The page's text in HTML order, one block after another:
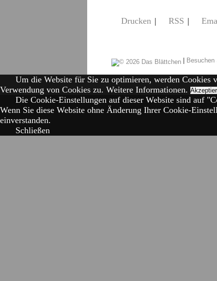
Drucken | RSS |
|
Um die Website für Sie zu optimieren, werden Cookies
Verwendung von Cookies zu. Weitere Informationen.
Die Cookie-Einstellungen auf dieser Website sind auf
Wenn Sie diese Website ohne Änderung Ihrer Cookie-
einverstanden.
Schließen